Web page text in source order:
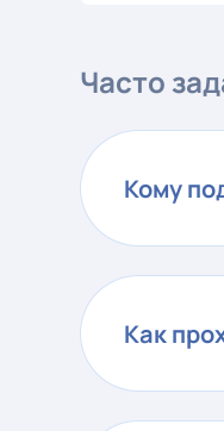
Часто
Кому
Как